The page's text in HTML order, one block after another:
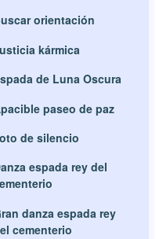
orientación
kármica
de Luna Oscura
paseo de paz
de silencio
espada rey del
danza espada rey
cementerio